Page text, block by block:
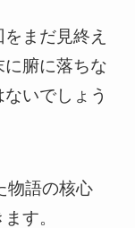
まだ見終え
腑に落ちな
いでしょう
物語の核心
す。